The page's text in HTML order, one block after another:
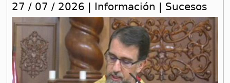
27 / 07 / 2026 | Información | Sucesos